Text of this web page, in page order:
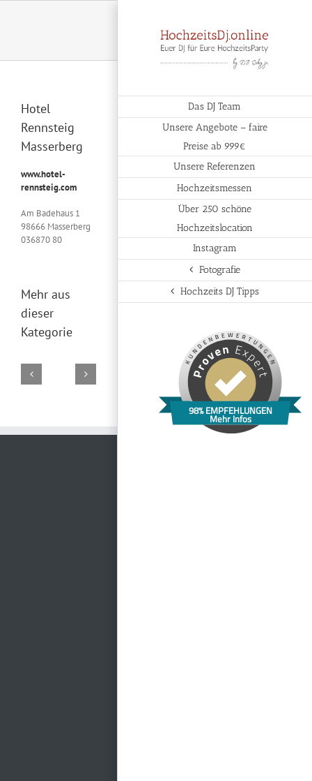
Das DJ Team
Unsere Angebote – faire
Preise ab 999€
Unsere Referenzen
Hochzeitsmessen
Über 250 schöne
Hochzeitslocation
Instagram
Fotografie
Hochzeits DJ Tipps
98% EMPFEHLUNGEN
Mehr Infos
Hotel
Rennsteig
Masserberg
www.hotel-
rennsteig.com
Am Badehaus 1
98666 Masserberg
036870 80
Mehr aus
dieser
Kategorie
Rennsteighöhe Herrenbreitungen
Burghof